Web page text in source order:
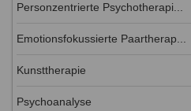
Personzentrierte Psychotherapi...
Emotionsfokussierte Paartherap...
Kunsttherapie
Psychoanalyse